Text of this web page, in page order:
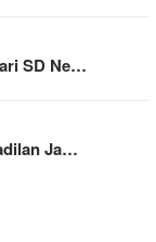
SD Ne…
Ja…